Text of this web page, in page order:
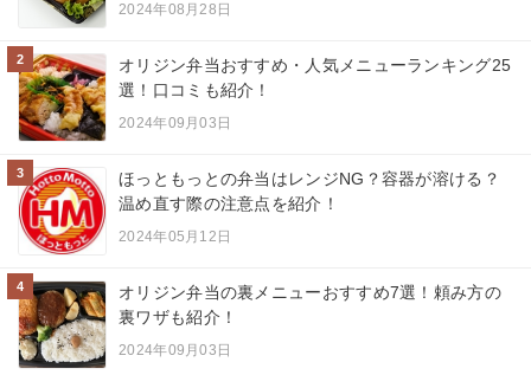
2024年08月28日
2
オリジン弁当おすすめ・人気メニューランキング25
選！口コミも紹介！
2024年09月03日
3
ほっともっとの弁当はレンジNG？容器が溶ける？
温め直す際の注意点を紹介！
2024年05月12日
4
オリジン弁当の裏メニューおすすめ7選！頼み方の
裏ワザも紹介！
2024年09月03日